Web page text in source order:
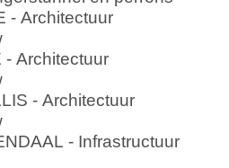
- Architectuur
- Architectuur
- Architectuur
- Infrastructuur